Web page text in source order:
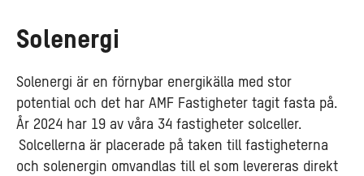
Solenergi
Solenergi är en förnybar energikälla med stor
potential och det har AMF Fastigheter tagit fasta på.
År 2024 har 19 av våra 34 fastigheter solceller.
Solcellerna är placerade på taken till fastigheterna
och solenergin omvandlas till el som levereras direkt